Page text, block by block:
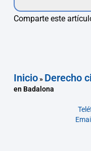
Comparte este
Inicio» Derecho
en Badalona